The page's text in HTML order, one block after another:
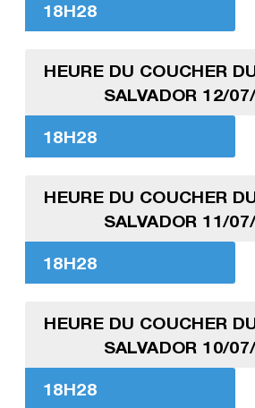
18H28
HEURE DU COUCHER
SALVADOR 12/
18H28
HEURE DU COUCHER
SALVADOR 11/
18H28
HEURE DU COUCHER
SALVADOR 10/
18H28